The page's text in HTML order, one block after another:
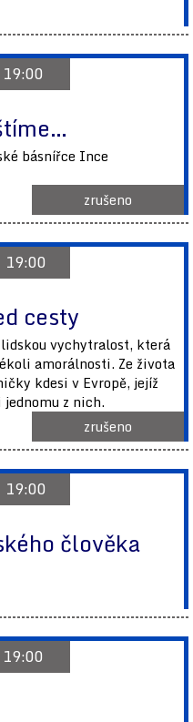
19:00
básnířce Ince
zrušeno
19:00
cesty
vychytralost, která
amorálnosti. Ze života
kdesi v Evropě, jejíž
z nich.
zrušeno
19:00
člověka
19:00